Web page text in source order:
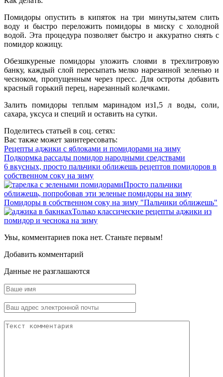
Помидоры опустить в кипяток на три минуты,затем слить
воду и быстро переложить помидоры в миску с холодной
водой. Эта процедура позволяет быстро и аккуратно снять с
помидор кожицу.
Обезшкуреные помидоры уложить слоями в трехлитровую
банку, каждый слой пересыпать мелко нарезанной зеленью и
чесноком, пропущенным через пресс. Для остроты добавить
красный горький перец, нарезанный колечками.
Залить помидоры теплым маринадом из1,5 л воды, соли,
сахара, уксуса и специй и оставить на сутки.
Поделитесь статьей в соц. сетях:
Вас также может заинтересовать:
Рецепты аджики с яблоками и помидорами на зиму
Подкормка рассады помидор народными средствами
6 вкусных, просто пальчики оближешь рецептов помидоров в
собственном соку на зиму
Просто пальчики
оближешь, попробовав эти зеленые помидоры на зиму
Помидоры в собственном соку на зиму "Пальчики оближешь"
Только классические рецепты аджики из
помидор и чеснока на зиму
Увы, комментариев пока нет. Станьте первым!
Добавить комментарий
Данные не разглашаются